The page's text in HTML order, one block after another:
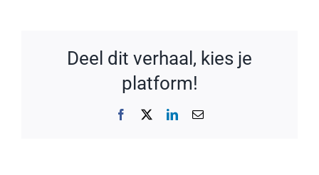
Deel dit verhaal, kies je
platform!
Facebook LinkedIn
E-